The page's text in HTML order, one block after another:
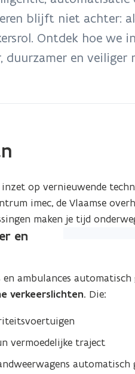
blijft niet achter:
Ontdek hoe we
en veiliger
op vernieuwende
imec, de Vlaamse
maken je tijd
afbeelding
voor
vergrote
weergave)
en
ambulances
verkeerslichten. Die:
vermoedelijke traject
automatisch